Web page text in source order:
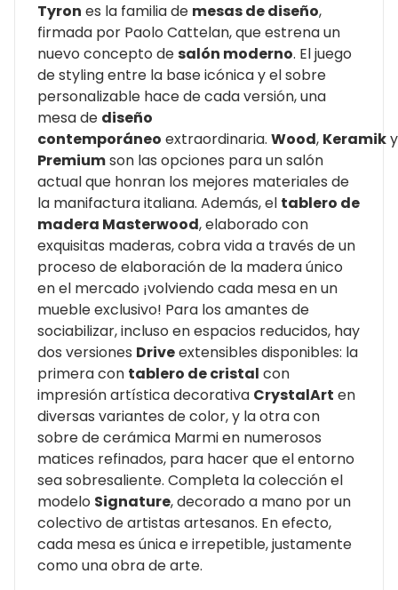
Tyron es la familia de mesas de diseño,
firmada por Paolo Cattelan, que estrena un
nuevo concepto desalón moderno. El juego
de styling entre la base icónica y el sobre
personalizable hace de cada versión, una
mesa de diseño
contemporáneo extraordinaria. Wood, Keramik
Premiumson las opciones para un salón
actual que honran los mejores materiales de
la manifactura italiana. Además, el tablero de
madera Masterwood, elaborado con
exquisitas maderas, cobra vida a través de un
proceso de elaboración de la madera único
en el mercado ¡volviendo cada mesa en un
mueble exclusivo! Para los amantes de
sociabilizar, incluso en espacios reducidos, hay
dos versiones Driveextensibles disponibles: la
primera con tablero de cristal con
impresión artística decorativa CrystalArt en
diversas variantes de color, y la otra con
sobre de cerámica Marmi en numerosos
matices refinados, para hacer que el entorno
sea sobresaliente. Completa la colección el
modelo Signature, decorado a mano por un
colectivo de artistas artesanos. En efecto,
cada mesa es única e irrepetible, justamente
como una obra de arte.